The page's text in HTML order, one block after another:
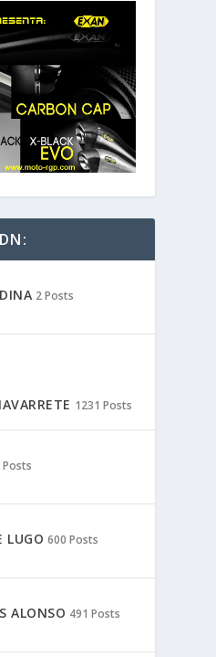
2 Posts
1231 Posts
Posts
LUGO 600 Posts
ALONSO 491 Posts